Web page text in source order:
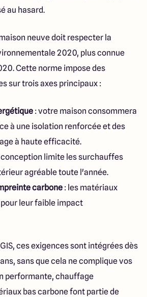
au hasard.
neuve doit respecter la
2020, plus connue
Cette norme impose des
sur trois axes principaux :
: votre maison consommera
à une isolation renforcée et des
à haute efficacité.
conception limite les surchauffes
agréable toute l'année.
carbone : les matériaux
leur faible impact
ces exigences sont intégrées dès
sans que cela ne complique vos
performante, chauffage
bas carbone font partie de